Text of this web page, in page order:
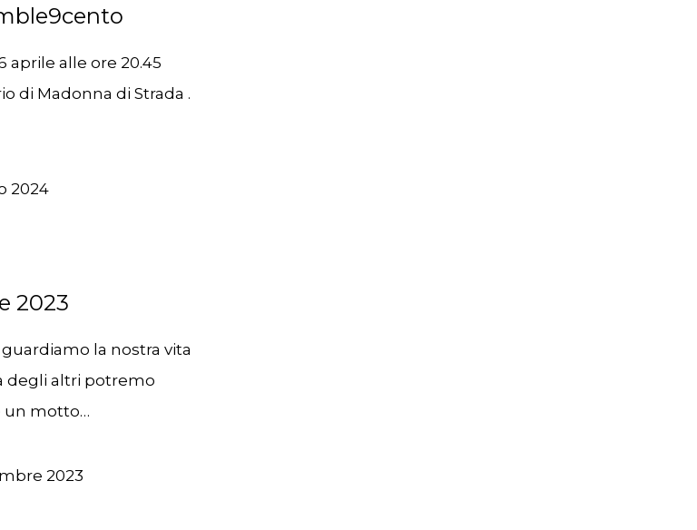
aprile alle ore 20.45
di Madonna di Strada .
2024
2023
la nostra vita
degli altri potremo
un motto…
2023